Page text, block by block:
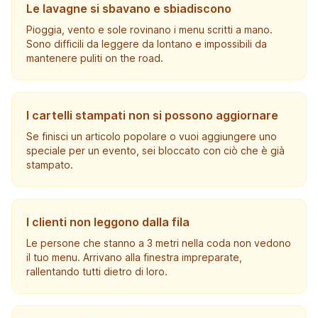
Le lavagne si sbavano e sbiadiscono
Pioggia, vento e sole rovinano i menu scritti a mano.
Sono difficili da leggere da lontano e impossibili da
mantenere puliti on the road.
I cartelli stampati non si possono aggiornare
Se finisci un articolo popolare o vuoi aggiungere uno
speciale per un evento, sei bloccato con ciò che è già
stampato.
I clienti non leggono dalla fila
Le persone che stanno a 3 metri nella coda non vedono
il tuo menu. Arrivano alla finestra impreparate,
rallentando tutti dietro di loro.